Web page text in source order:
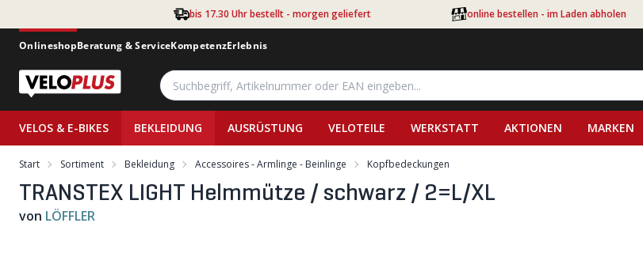
bis 17.30 Uhr bestellt - morgen geliefert online bestellen - im Laden abholen
OnlineshopBeratung & ServiceKompetenzErlebnis
VELOS & E-BIKES BEKLEIDUNG AUSRÜSTUNG VELOTEILE WERKSTATT AKTIONEN MARKEN
Start Sortiment Bekleidung Accessoires - Armlinge - Beinlinge Kopfbedeckungen
TRANSTEX LIGHT Helmmütze / schwarz / 2=L/XL
von LÖFFLER